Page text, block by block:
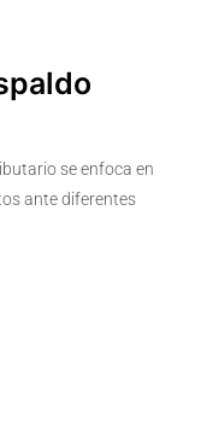
se enfoca en
ante diferentes